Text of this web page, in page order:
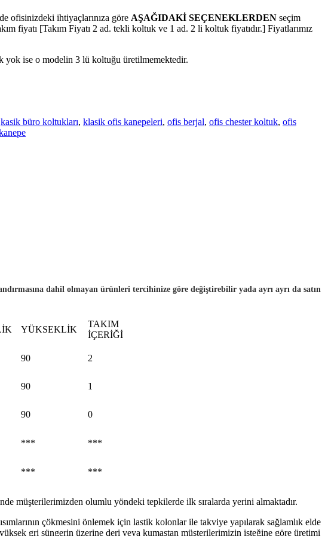
ofisinizdeki ihtiyaçlarınıza göre AŞAĞIDAKİ SEÇENEKLERDEN seçim
fiyatı [Takım Fiyatı 2 ad. tekli koltuk ve 1 ad. 2 li koltuk fiyatıdır.] Fiyatlarımız
yok ise o modelin 3 lü koltuğu üretilmemektedir.
kasik büro koltukları, klasik ofis kanepeleri, ofis berjal, ofis chester koltuk, ofis
dahil olmayan ürünleri tercihinize göre değiştirebilir yada ayrı ayrı da satın
YÜKSEKLİK
TAKIM
İÇERİĞİ
90 2
90 1
90 0
*** ***
*** ***
müşterilerimizden olumlu yöndeki tepkilerde ilk sıralarda yerini almaktadır.
çökmesini önlemek için lastik kolonlar ile takviye yapılarak sağlamlık elde
gri süngerin üzerine deri veya kumaştan müşterilerimizin isteğine göre üretimi